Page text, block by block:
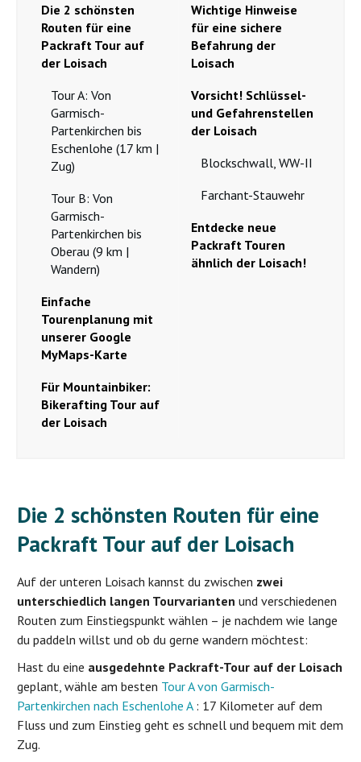
Die 2 schönsten
Routen für eine
Packraft Tour auf
der Loisach
Tour A: Von
Garmisch-
Partenkirchen bis
Eschenlohe (17 km |
Zug)
Tour B: Von
Garmisch-
Partenkirchen bis
Oberau (9 km |
Wandern)
Einfache
Tourenplanung mit
unserer Google
MyMaps-Karte
Für Mountainbiker:
Bikerafting Tour auf
der Loisach
Wichtige Hinweise
für eine sichere
Befahrung der
Loisach
Vorsicht! Schlüssel-
und Gefahrenstellen
der Loisach
Blockschwall, WW-II
Farchant-Stauwehr
Entdecke neue
Packraft Touren
ähnlich der Loisach!
Die 2 schönsten Routen für eine
Packraft Tour auf der Loisach
Auf der unteren Loisach kannst du zwischen zwei
unterschiedlich langen Tourvarianten und verschiedenen
Routen zum Einstiegspunkt wählen – je nachdem wie lange
du paddeln willst und ob du gerne wandern möchtest:
Hast du eine ausgedehnte Packraft-Tour auf der Loisach
geplant, wähle am besten Tour A von Garmisch-
Partenkirchen nach Eschenlohe A: 17 Kilometer auf dem
Fluss und zum Einstieg geht es schnell und bequem mit dem
Zug.